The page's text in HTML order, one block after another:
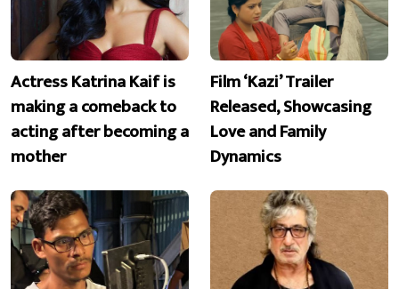
Actress Katrina Kaif is
making a comeback to
acting after becoming a
mother
Film ‘Kazi’ Trailer
Released, Showcasing
Love and Family
Dynamics